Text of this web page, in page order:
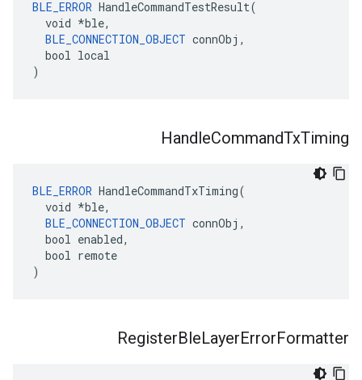
BLE_ERROR HandleCommandTestResult(
  void *ble,
BLE_CONNECTION_OBJECT connObj,
  bool local
)
HandleCommandTxTiming
BLE_ERROR HandleCommandTxTiming(
  void *ble,
BLE_CONNECTION_OBJECT connObj,
  bool enabled,
  bool remote
)
RegisterBleLayerErrorFormatter